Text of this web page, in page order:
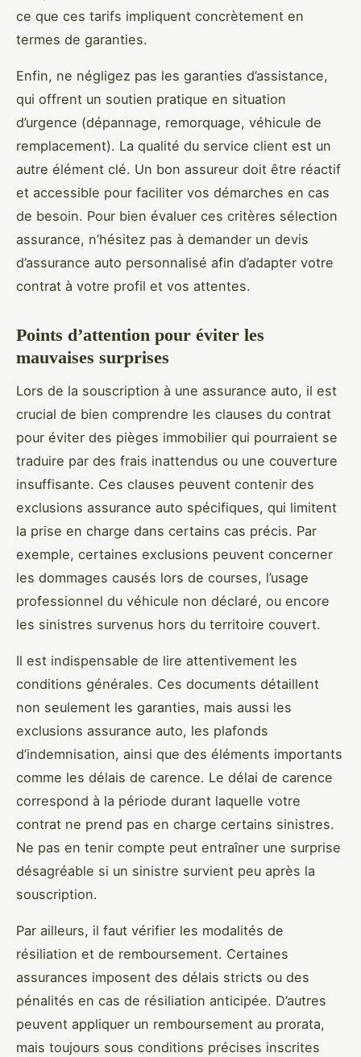
ce que ces tarifs impliquent concrètement en
termes de garanties.
Enfin, ne négligez pas les garanties d’assistance,
qui offrent un soutien pratique en situation
d’urgence (dépannage, remorquage, véhicule de
remplacement). La qualité du service client est un
autre élément clé. Un bon assureur doit être réactif
et accessible pour faciliter vos démarches en cas
de besoin. Pour bien évaluer ces critères sélection
assurance, n’hésitez pas à demander un devis
d’assurance auto personnalisé afin d’adapter votre
contrat à votre profil et vos attentes.
Points d’attention pour éviter les
mauvaises surprises
Lors de la souscription à une assurance auto, il est
crucial de bien comprendre les clauses du contrat
pour éviter des pièges immobilier qui pourraient se
traduire par des frais inattendus ou une couverture
insuffisante. Ces clauses peuvent contenir des
exclusions assurance auto spécifiques, qui limitent
la prise en charge dans certains cas précis. Par
exemple, certaines exclusions peuvent concerner
les dommages causés lors de courses, l’usage
professionnel du véhicule non déclaré, ou encore
les sinistres survenus hors du territoire couvert.
Il est indispensable de lire attentivement les
conditions générales. Ces documents détaillent
non seulement les garanties, mais aussi les
exclusions assurance auto, les plafonds
d’indemnisation, ainsi que des éléments importants
comme les délais de carence. Le délai de carence
correspond à la période durant laquelle votre
contrat ne prend pas en charge certains sinistres.
Ne pas en tenir compte peut entraîner une surprise
désagréable si un sinistre survient peu après la
souscription.
Par ailleurs, il faut vérifier les modalités de
résiliation et de remboursement. Certaines
assurances imposent des délais stricts ou des
pénalités en cas de résiliation anticipée. D’autres
peuvent appliquer un remboursement au prorata,
mais toujours sous conditions précises inscrites